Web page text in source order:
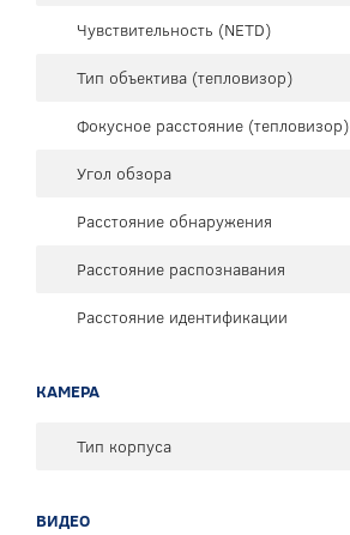
Чувствительность (NETD)
Тип объектива (тепловизор)
Фокусное расстояние (тепловизор)
Угол обзора
Расстояние обнаружения
Расстояние распознавания
Расстояние идентификации
КАМЕРА
Тип корпуса
ВИДЕО